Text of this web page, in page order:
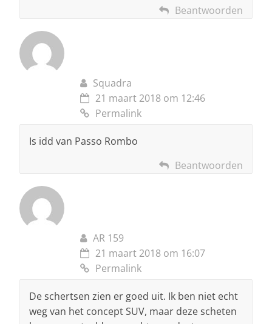
Beantwoorden
Squadra
21 maart 2018 om 12:46
Permalink
Is idd van Passo Rombo
Beantwoorden
AR 159
21 maart 2018 om 16:07
Permalink
De schertsen zien er goed uit. Ik ben niet echt
weg van het concept SUV, maar deze scheten